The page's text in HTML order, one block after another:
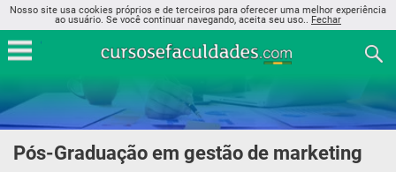
Nosso site usa cookies próprios e de terceiros para oferecer uma melhor experiência
ao usuário. Se você continuar navegando, aceita seu uso.. Fechar
Pós-Graduação em gestão de marketing